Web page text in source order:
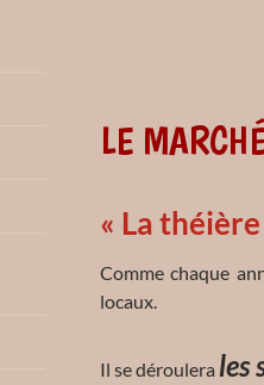
LE
« La
Comme chaque
locaux.
Il se déroulera les